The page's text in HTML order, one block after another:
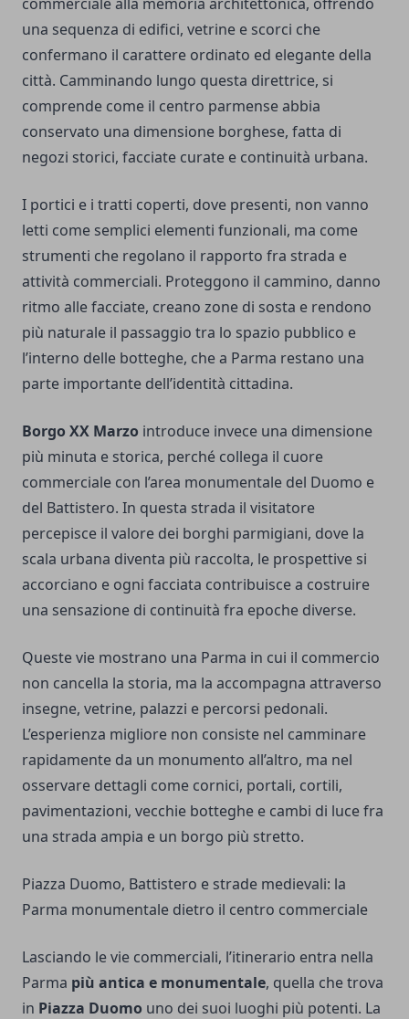
una sequenza di edifici, vetrine e scorci che
confermano il carattere ordinato ed elegante della
città. Camminando lungo questa direttrice, si
comprende come il centro parmense abbia
conservato una dimensione borghese, fatta di
negozi storici, facciate curate e continuità urbana.
I portici e i tratti coperti, dove presenti, non vanno
letti come semplici elementi funzionali, ma come
strumenti che regolano il rapporto fra strada e
attività commerciali. Proteggono il cammino, danno
ritmo alle facciate, creano zone di sosta e rendono
più naturale il passaggio tra lo spazio pubblico e
l’interno delle botteghe, che a Parma restano una
parte importante dell’identità cittadina.
Borgo XX Marzo introduce invece una dimensione
più minuta e storica, perché collega il cuore
commerciale con l’area monumentale del Duomo e
del Battistero. In questa strada il visitatore
percepisce il valore dei borghi parmigiani, dove la
scala urbana diventa più raccolta, le prospettive si
accorciano e ogni facciata contribuisce a costruire
una sensazione di continuità fra epoche diverse.
Queste vie mostrano una Parma in cui il commercio
non cancella la storia, ma la accompagna attraverso
insegne, vetrine, palazzi e percorsi pedonali.
L’esperienza migliore non consiste nel camminare
rapidamente da un monumento all’altro, ma nel
osservare dettagli come cornici, portali, cortili,
pavimentazioni, vecchie botteghe e cambi di luce fra
una strada ampia e un borgo più stretto.
Piazza Duomo, Battistero e strade medievali: la
Parma monumentale dietro il centro commerciale
Lasciando le vie commerciali, l’itinerario entra nella
Parma più antica e monumentale, quella che trova
in Piazza Duomo uno dei suoi luoghi più potenti. La